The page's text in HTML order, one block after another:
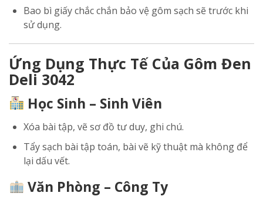
Bao bì giấy chắc chắn bảo vệ gôm sạch sẽ trước khi
sử dụng.
Ứng Dụng Thực Tế Của Gôm Đen
Deli 3042
Học Sinh – Sinh Viên
Xóa bài tập, vẽ sơ đồ tư duy, ghi chú.
Tẩy sạch bài tập toán, bài vẽ kỹ thuật mà không để
lại dấu vết.
Văn Phòng – Công Ty